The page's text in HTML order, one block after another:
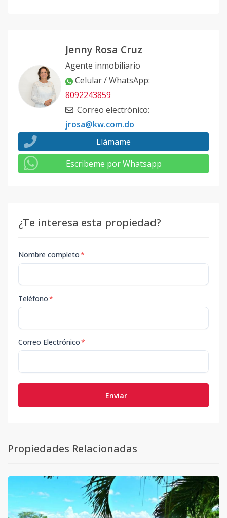
Jenny Rosa Cruz
Agente inmobiliario
Celular / WhatsApp:
8092243859
Correo electrónico:
jrosa@kw.com.do
Llámame
Escribeme por Whatsapp
¿Te interesa esta propiedad?
Nombre completo*
Teléfono*
Correo Electrónico*
Enviar
Propiedades Relacionadas